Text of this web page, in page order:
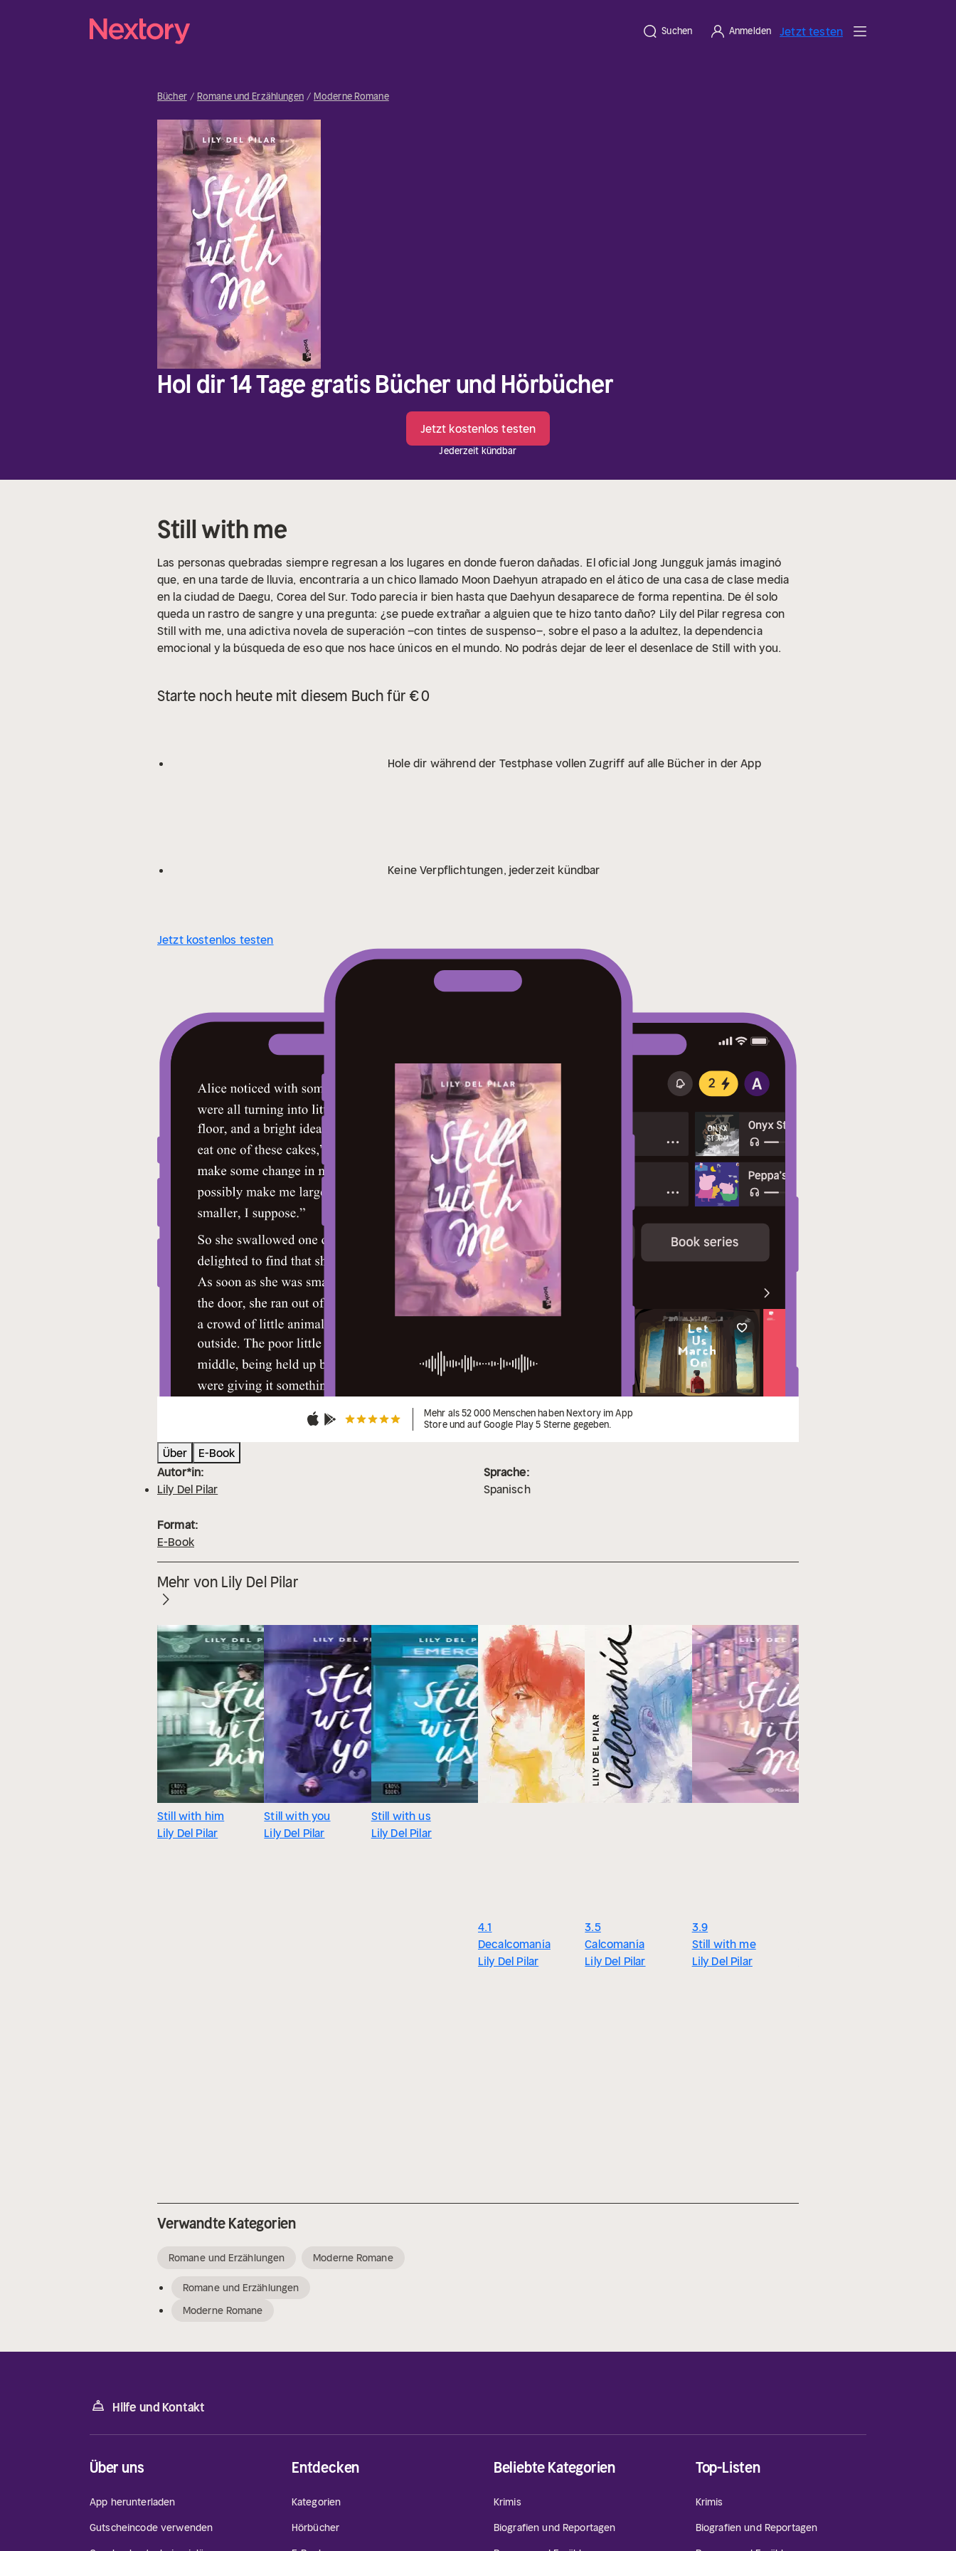
Suchen Anmelden Jetzt testen
Bücher Romane und Erzählungen Moderne Romane
Hol dir 14 Tage gratis Bücher und Hörbücher
Jetzt kostenlos testen
Jederzeit kündbar
Still with me
Las personas quebradas siempre regresan a los lugares en donde fueron dañadas. El oficial Jong Jungguk jamás imaginó
que, en una tarde de lluvia, encontraría a un chico llamado Moon Daehyun atrapado en el ático de una casa de clase media
en la ciudad de Daegu, Corea del Sur. Todo parecía ir bien hasta que Daehyun desaparece de forma repentina. De él solo
queda un rastro de sangre y una pregunta: ¿se puede extrañar a alguien que te hizo tanto daño? Lily del Pilar regresa con
Still with me, una adictiva novela de superación –con tintes de suspenso–, sobre el paso a la adultez, la dependencia
emocional y la búsqueda de eso que nos hace únicos en el mundo. No podrás dejar de leer el desenlace de Still with you.
Starte noch heute mit diesem Buch für € 0
Hole dir während der Testphase vollen Zugriff auf alle Bücher in der App
Keine Verpflichtungen, jederzeit kündbar
Jetzt kostenlos testen
Mehr als 52 000 Menschen haben Nextory im App
Store und auf Google Play 5 Sterne gegeben.
Über
E-Book
Autor*in:
Lily Del Pilar
Sprache:
Spanisch
Format:
E-Book
Mehr von Lily Del Pilar
Still with him
Lily Del Pilar
Still with you
Lily Del Pilar
Still with us
Lily Del Pilar
4.1
Decalcomanía
Lily Del Pilar
3.5
Calcomanía
Lily Del Pilar
3.9
Still with me
Lily Del Pilar
Verwandte Kategorien
Romane und Erzählungen Moderne Romane
Romane und Erzählungen
Moderne Romane
Hilfe und Kontakt
Über uns
App herunterladen
Gutscheincode verwenden
Entdecken
Kategorien
Hörbücher
Beliebte Kategorien
Krimis
Biografien und Reportagen
Top-Listen
Krimis
Biografien und Reportagen